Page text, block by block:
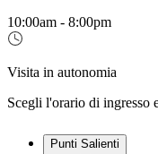
10:00am - 8:00pm
Visita in autonomia
Scegli l'orario di ingresso
Punti Salienti